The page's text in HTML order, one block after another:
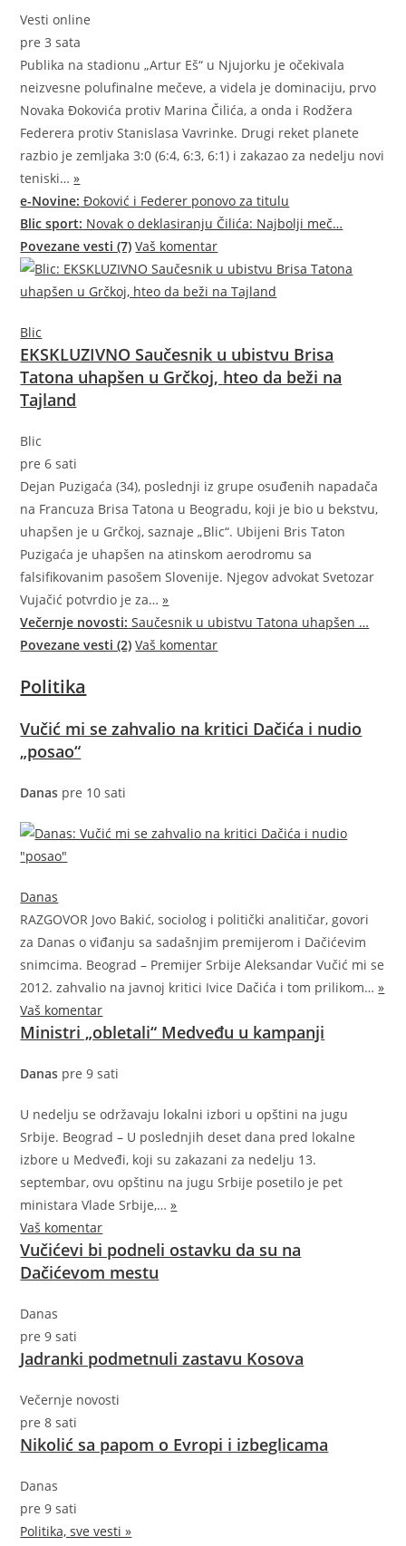
Vesti online
pre 3 sata
Publika na stadionu „Artur Eš“ u Njujorku je očekivala
neizvesne polufinalne mečeve, a videla je dominaciju, prvo
Novaka Đokovića protiv Marina Čilića, a onda i Rodžera
Federera protiv Stanislasa Vavrinke. Drugi reket planete
razbio je zemljaka 3:0 (6:4, 6:3, 6:1) i zakazao za nedelju novi
teniski…»
e-Novine: Đoković i Federer ponovo za titulu
Blic sport: Novak o deklasiranju Čilića: Najbolji meč…
Povezane vesti (7) Vaš komentar
Blic
EKSKLUZIVNO Saučesnik u ubistvu Brisa
Tatona uhapšen u Grčkoj, hteo da beži na
Tajland
Blic
pre 6 sati
Dejan Puzigaća (34), poslednji iz grupe osuđenih napadača
na Francuza Brisa Tatona u Beogradu, koji je bio u bekstvu,
uhapšen je u Grčkoj, saznaje „Blic“. Ubijeni Bris Taton
Puzigaća je uhapšen na atinskom aerodromu sa
falsifikovanim pasošem Slovenije. Njegov advokat Svetozar
Vujačić potvrdio jeza…»
Večernje novosti: Saučesnik u ubistvu Tatona uhapšen …
Povezane vesti (2) Vaš komentar
Politika
Vučić mi se zahvalio na kritici Dačića i nudio
„posao“
Danas pre 10 sati
Danas
RAZGOVOR Jovo Bakić, sociolog i politički analitičar, govori
za Danas o viđanju sa sadašnjim premijerom i Dačićevim
snimcima. Beograd – Premijer Srbije Aleksandar Vučić mi se
2012. zahvalio na javnoj kritici Ivice Dačića i tom prilikom…»
Vaš komentar
Ministri „obletali“ Medveđu u kampanji
Danas pre 9 sati
U nedelju se održavaju lokalni izbori u opštini na jugu
Srbije. Beograd – U poslednjih deset dana pred lokalne
izbore u Medveđi, koji su zakazani za nedelju 13.
septembar, ovu opštinu na jugu Srbije posetilo je pet
ministara VladeSrbije,…»
Vaš komentar
Vučićevi bi podneli ostavku da su na
Dačićevom mestu
Danas
pre 9 sati
Jadranki podmetnuli zastavu Kosova
Večernje novosti
pre 8 sati
Nikolić sa papom o Evropi i izbeglicama
Danas
pre 9 sati
Politika, sve vesti »